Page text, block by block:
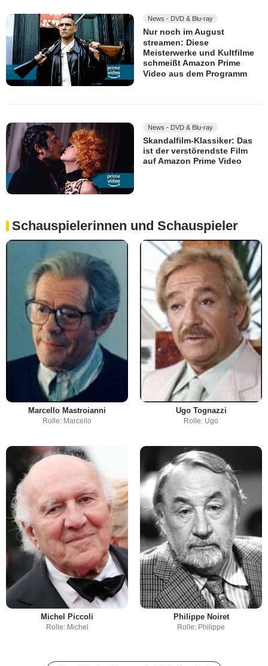
News - DVD & Blu-ray
Nur noch im August
streamen: Diese
Meisterwerke und Kultfilme
schmeißt Amazon Prime
Video aus dem Programm
News - DVD & Blu-ray
Skandalfilm-Klassiker: Das
ist der verstörendste Film
auf Amazon Prime Video
Schauspielerinnen und Schauspieler
Marcello Mastroianni
Rolle: Marcello
Ugo Tognazzi
Rolle: Ugo
Michel Piccoli
Rolle: Michel
Philippe Noiret
Rolle: Philippe